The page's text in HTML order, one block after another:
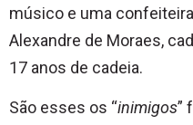
músico e uma
Alexandre de Moraes,
17 anos de cadeia.
São esses os “inimigos”